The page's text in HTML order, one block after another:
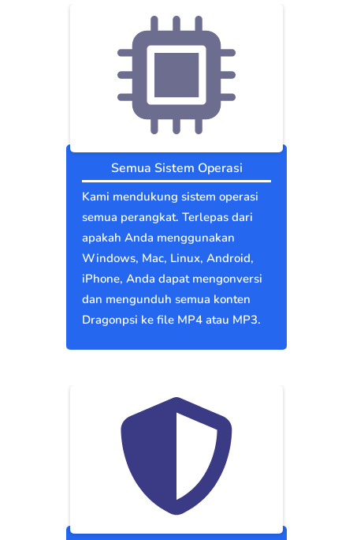
Semua Sistem Operasi
Kami mendukung sistem operasi
semua perangkat. Terlepas dari
apakah Anda menggunakan
Windows, Mac, Linux, Android,
iPhone, Anda dapat mengonversi
dan mengunduh semua konten
Dragonpsi ke file MP4 atau MP3.